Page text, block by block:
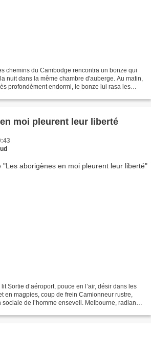
chemins du Cambodge rencontra un bonze qui
nuit dans la même chambre d'auberge. Au matin,
profondément endormi, le bonze lui rasa les
moi pleurent leur liberté
Sortie d’aéroport, pouce en l’air, désir dans les
en magpies, coup de frein Camionneur rustre,
de l’homme enseveli. Melbourne, radiante